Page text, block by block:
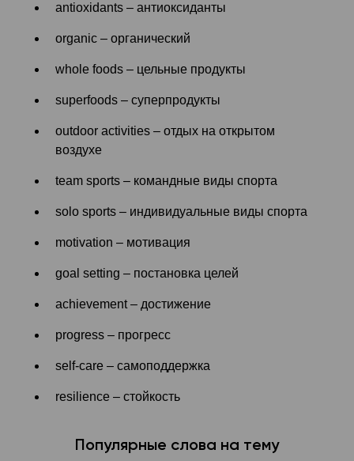
antioxidants – антиоксиданты
organic – органический
whole foods – цельные продукты
superfoods – суперпродукты
outdoor activities – отдых на открытом
воздухе
team sports – командные виды спорта
solo sports – индивидуальные виды спорта
motivation – мотивация
goal setting – постановка целей
achievement – достижение
progress – прогресс
self-care – самоподдержка
resilience – стойкость
Популярные слова на тему